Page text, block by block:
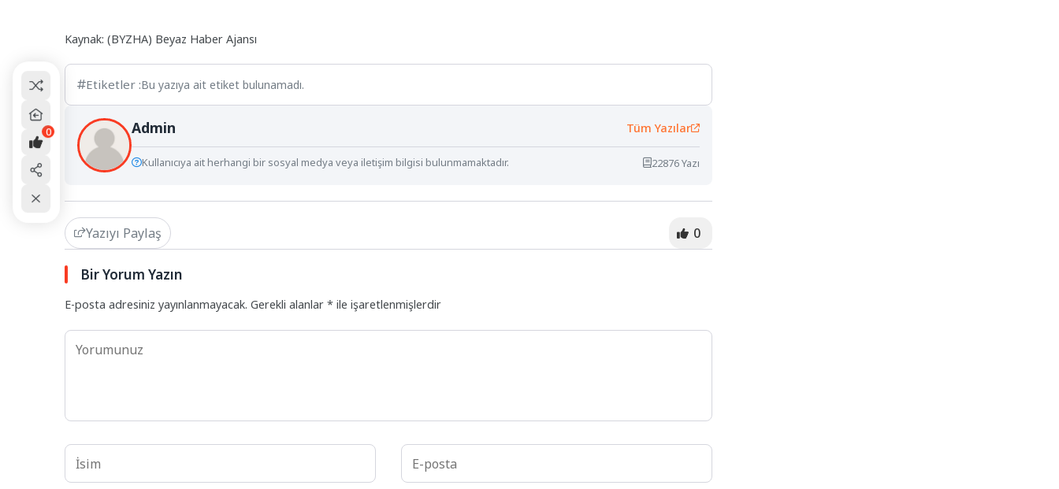
Kaynak: (BYZHA) Beyaz Haber Ajansı
Etiketler :Bu yazıya ait etiket bulunamadı.
Admin Tüm Yazılar
Kullanıcıya ait herhangi bir sosyal medya veya iletişim bilgisi bulunmamaktadır. 22876 Yazı
Yazıyı Paylaş 0
Bir Yorum Yazın
E-posta adresiniz yayınlanmayacak. Gerekli alanlar * ile işaretlenmişlerdir
0